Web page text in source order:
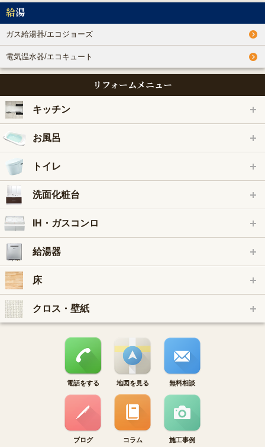
給湯
ガス給湯器/エコジョーズ
電気温水器/エコキュート
リフォームメニュー
キッチン
お風呂
トイレ
洗面化粧台
IH・ガスコンロ
給湯器
床
クロス・壁紙
電話をする 地図を見る 無料相談
ブログ コラム 施工事例